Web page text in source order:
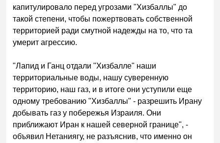
капитулировало перед угрозами "Хизбаллы" до
такой степени, чтобы пожертвовать собственной
территорией ради смутной надежды на то, что та
умерит агрессию.
"Лапид и Ганц отдали "Хизбалле" наши
территориальные воды, нашу суверенную
территорию, наш газ, и в итоге они уступили еще
одному требованию "Хизбаллы" - разрешить Ирану
добывать газ у побережья Израиля. Они
приближают Иран к нашей северной границе", -
объявил Нетаниягу, не разъяснив, что именно он